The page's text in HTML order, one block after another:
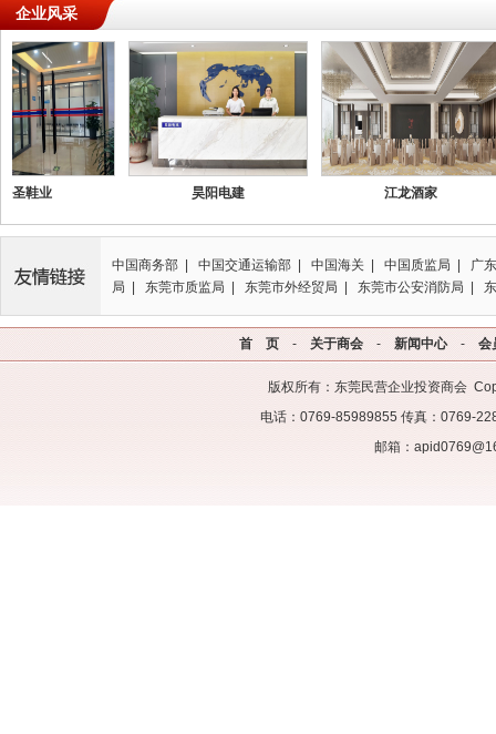
党建聚焦
企
东圣鞋业 昊阳电建 江龙酒家
贵州省仁怀市古方克拉酒业... CHCH服饰
中国商务部 | 中国交通运输部 | 中国海关 | 中国质监局 | 广
局 | 东莞市质监局 | 东莞市外经贸局 | 东莞市公安消防局 |
首 页- 关于商会 - 新闻中心-会
版权所有：东莞民营企业投资商会
电话：0769-85989855 传真：0769-
邮箱：